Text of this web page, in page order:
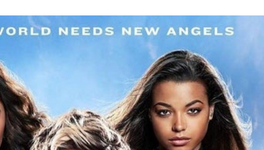
phố không
gì
gia đình
khác
Innovation Fest
Chung một tấm
lòng